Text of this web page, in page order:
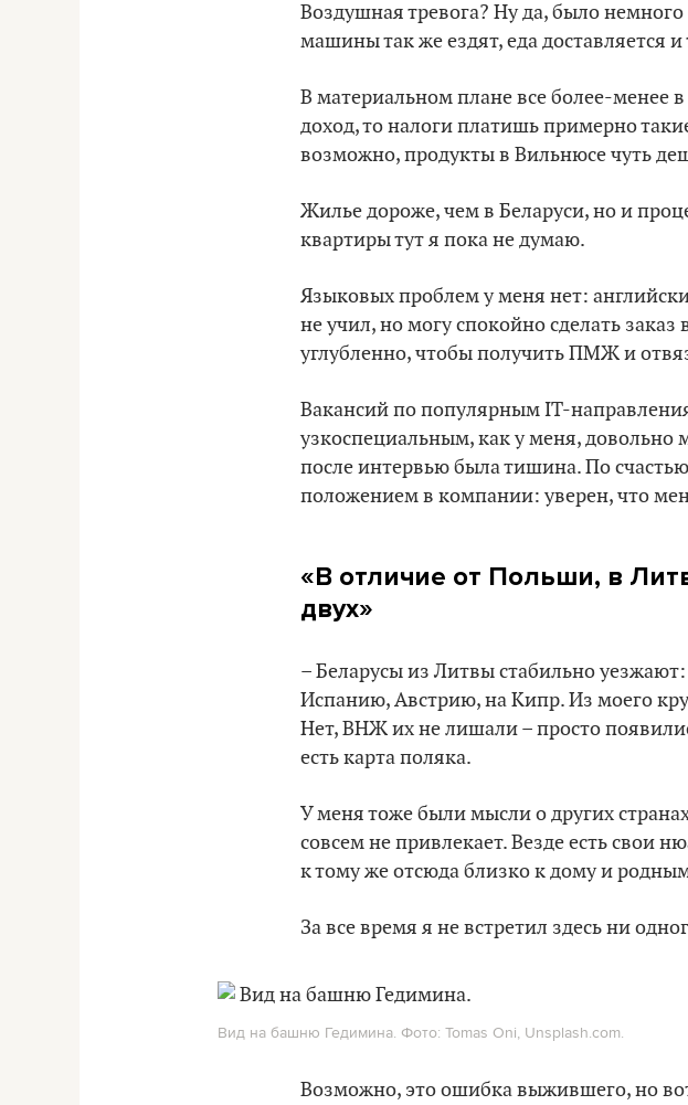
Воздушная тревога? Ну да, было
машины так же ездят, еда доставляется и
В материальном плане все более-менее
доход, то налоги платишь примерно
возможно, продукты в Вильнюсе чуть
Жилье дороже, чем в Беларуси, но и
квартиры тут я пока не думаю.
Языковых проблем у меня нет:
не учил, но могу спокойно сделать
углубленно, чтобы получить ПМЖ и
Вакансий по популярным IT-
узкоспециальным, как у меня, довольно
после интервью была тишина. По
положением в компании: уверен, что
«В отличие от Польши, в
двух»
– Беларусы из Литвы стабильно
Испанию, Австрию, на Кипр. Из моего
Нет, ВНЖ их не лишали – просто
есть карта поляка.
У меня тоже были мысли о других
совсем не привлекает. Везде есть свои
к тому же отсюда близко к дому и
За все время я не встретил здесь ни
Вид на башню Гедимина. Фото: Tomas Oni, Unsplash.com.
Возможно, это ошибка выжившего, но